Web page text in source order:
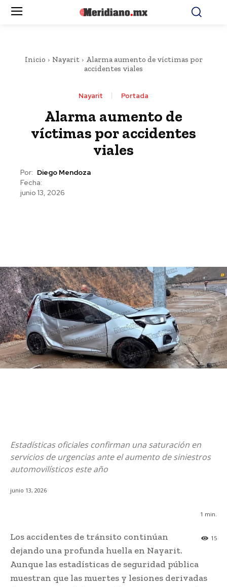
Inicio Nayarit
Alarma aumento de víctimas por
accidentes viales
Nayarit Portada
Alarma aumento de
víctimas por accidentes
viales
Por: Diego Mendoza
Fecha:
junio 13, 2026
Estadísticas oficiales confirman una saturación en
servicios de urgencias ante el aumento de siniestros
automovilísticos este año
junio 13, 2026
1 min.
15
Los accidentes de tránsito continúan
dejando una profunda huella en Nayarit.
Aunque las estadísticas de seguridad pública
muestran que las muertes y lesiones derivadas